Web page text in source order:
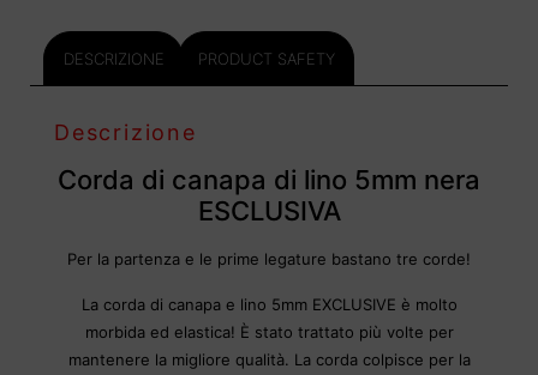
DESCRIZIONE PRODUCT SAFETY
Descrizione
Corda di canapa di lino 5mm nera
ESCLUSIVA
Per la partenza e le prime legature bastano tre corde!
La corda di canapa e lino 5mm EXCLUSIVE è molto
morbida ed elastica! È stato trattato più volte per
mantenere la migliore qualità. La corda colpisce per la